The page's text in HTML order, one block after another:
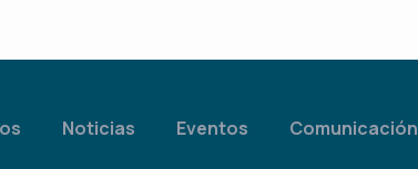
Noticias Eventos Comunicación